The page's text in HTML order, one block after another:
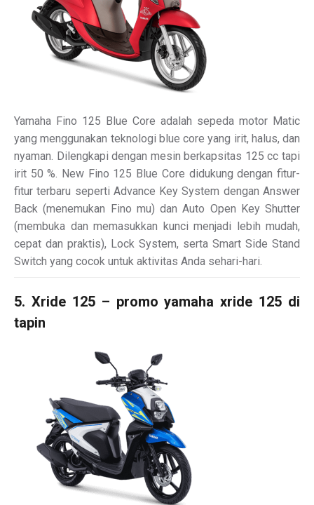
Yamaha Fino 125 Blue Core adalah sepeda motor Matic
yang menggunakan teknologi blue core yang irit, halus, dan
nyaman. Dilengkapi dengan mesin berkapsitas 125 cc tapi
irit 50 %. New Fino 125 Blue Core didukung dengan fitur-
fitur terbaru seperti Advance Key System dengan Answer
Back (menemukan Fino mu) dan Auto Open Key Shutter
(membuka dan memasukkan kunci menjadi lebih mudah,
cepat dan praktis), Lock System, serta Smart Side Stand
Switch yang cocok untuk aktivitas Anda sehari-hari.
5. Xride 125 – promo yamaha xride 125 di
tapin